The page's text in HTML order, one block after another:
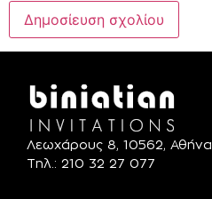
Λεωχάρους 8, 10562, Αθήνα
Τηλ.: 210 32 27 077